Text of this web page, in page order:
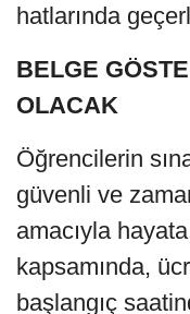
hatlarında
BELGE
OLACAK
Öğrencilerin
güvenli ve
amacıyla
kapsamında,
başlangıç